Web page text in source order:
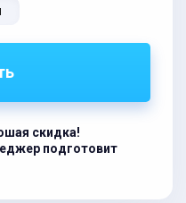
скидка!
подготовит